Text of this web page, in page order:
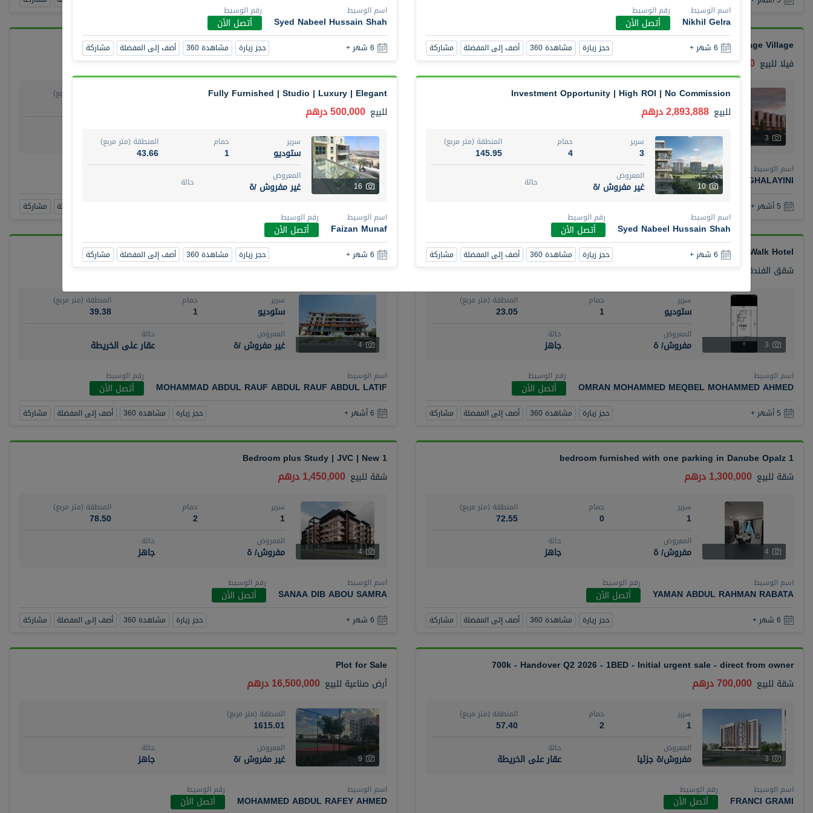
Town House Reportage Village
فيلا للبيع 1,500,000 درهم
3
سرير
2
حمام المنطقة (متر مربع)
غير مفروش /ة عقار على الخريطة
اسم الوسيط
ABDUL RAHMAN OMAR GHALAYINI
رقم الوسيط
أتصل الأن
5 أشهر +
1 Bed Room Fully furnished Vida Residence
8
سرير المنطقة (متر مربع)
جاهز
اسم الوسيط
BEKZAT ADAYEV
رقم الوسيط
أتصل الأن
أضف إلى المفضلة مشاركة
Unit in Rove City Walk Hotel
شقق الفندقية
3
سرير
ستوديو
حمام
1
المنطقة (متر مربع)
23.05
المعروض
مفروش/ ة
حالة
جاهز
اسم الوسيط
OMRAN MOHAMMED MEQBEL MOHAMMED AHMED
رقم الوسيط
أتصل الأن
5 أشهر + حجز زيارة مشاهدة 360 أضف إلى المفضلة مشاركة
Harmony by Al Mizan
4
سرير
ستوديو
حمام
1
المنطقة (متر مربع)
39.38
المعروض
غير مفروش /ة
حالة
عقار على الخريطة
اسم الوسيط
MOHAMMAD ABDUL RAUF ABDUL RAUF ABDUL LATIF
رقم الوسيط
أتصل الأن
6 أشهر + حجز زيارة مشاهدة 360 أضف إلى المفضلة مشاركة
1 bedroom furnished with one parking in Danube Opalz
شقة للبيع 1,300,000 درهم
4
سرير
1
حمام
0
المنطقة (متر مربع)
72.55
المعروض
مفروش/ ة
حالة
جاهز
اسم الوسيط
YAMAN ABDUL RAHMAN RABATA
رقم الوسيط
أتصل الأن
6 شهر + حجز زيارة مشاهدة 360 أضف إلى المفضلة مشاركة
1 Bedroom plus Study | JVC | New
شقة للبيع 1,450,000 درهم
4
سرير
1
حمام
2
المنطقة (متر مربع)
78.50
المعروض
مفروش/ ة
حالة
جاهز
اسم الوسيط
SANAA DIB ABOU SAMRA
رقم الوسيط
أتصل الأن
6 شهر + حجز زيارة مشاهدة 360 أضف إلى المفضلة مشاركة
700k - Handover Q2 2026 - 1BED - Initial urgent sale - direct from owner
شقة للبيع 700,000 درهم
3
سرير
1
حمام
2
المنطقة (متر مربع)
57.40
المعروض
مفروش/ة جزئيا
حالة
عقار على الخريطة
اسم الوسيط
FRANCI GRAMI
رقم الوسيط
أتصل الأن
Plot for Sale
أرض صناعية للبيع 16,500,000 درهم
9
المنطقة (متر مربع)
1615.01
المعروض
غير مفروش /ة
حالة
جاهز
اسم الوسيط
MOHAMMED ABDUL RAFEY AHMED
رقم الوسيط
أتصل الأن
اسم الوسيط
Nikhil Gelra
رقم الوسيط
أتصل الأن
6 شهر + حجز زيارة مشاهدة 360 أضف إلى المفضلة مشاركة
اسم الوسيط
Syed Nabeel Hussain Shah
رقم الوسيط
أتصل الأن
6 شهر + حجز زيارة مشاهدة 360 أضف إلى المفضلة مشاركة
Investment Opportunity | High ROI | No Commission
للبيع 2,893,888 درهم
10
سرير
3
حمام
4
المنطقة (متر مربع)
145.95
المعروض
غير مفروش /ة حالة
اسم الوسيط
Syed Nabeel Hussain Shah
رقم الوسيط
أتصل الأن
6 شهر + حجز زيارة مشاهدة 360 أضف إلى المفضلة مشاركة
Fully Furnished | Studio | Luxury | Elegant
للبيع 500,000 درهم
16
سرير
ستوديو
حمام
1
المنطقة (متر مربع)
43.66
المعروض
غير مفروش /ة حالة
اسم الوسيط
Faizan Munaf
رقم الوسيط
أتصل الأن
6 شهر + حجز زيارة مشاهدة 360 أضف إلى المفضلة مشاركة